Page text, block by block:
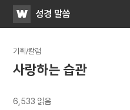
WATV성경 말씀
기획/칼럼
사랑하는 습관
6,533 읽음